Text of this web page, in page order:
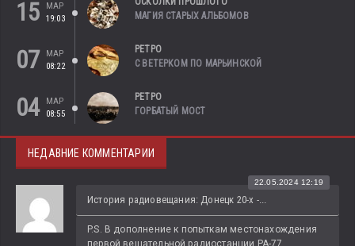
15
МАР
19:03
МАГИЯ СТАРЫХ АЛЬБОМОВ
07
МАР
08:22
РЕТРО
С ВЕТЕРКОМ ПО МАРЬИНСКОЙ
04
МАР
08:55
РЕТРО
ГОРБАТЫЙ МОСТ
НЕДАВНИЕ КОММЕНТАРИИ
История радиовещания: Донецк 20-х -...
22.05.2024 12:19
P.S. В дополнение к попыткам местонахождения
первой вещательной радиостанции РА-77...